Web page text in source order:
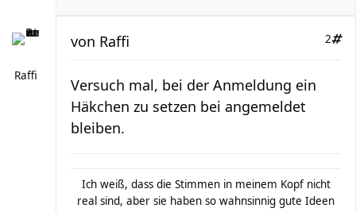
Raffi
2
von Raffi
Versuch mal, bei der Anmeldung ein
Häkchen zu setzen bei angemeldet
bleiben.
Ich weiß, dass die Stimmen in meinem Kopf nicht
real sind, aber sie haben so wahnsinnig gute Ideen